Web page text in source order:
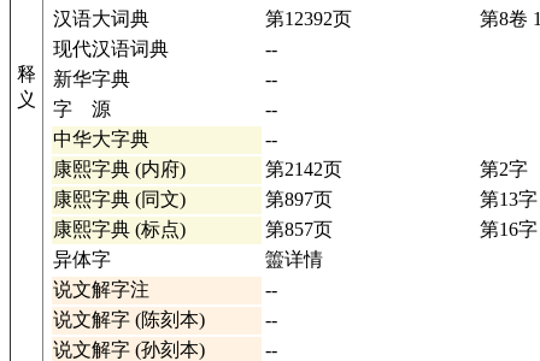
释
义
汉语大词典
第12392页
第8卷
现代汉语词典
--
新华字典
--
字 源
--
中华大字典
--
康熙字典 (内府)
第2142页
第2字
康熙字典 (同文)
第897页
第13字
康熙字典 (标点)
第857页
第16字
异体字
䉹详情
说文解字注
--
说文解字 (陈刻本)
--
说文解字 (孙刻本)
--